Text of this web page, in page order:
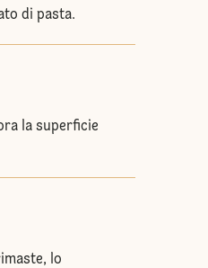
di pasta.
la superficie
lo